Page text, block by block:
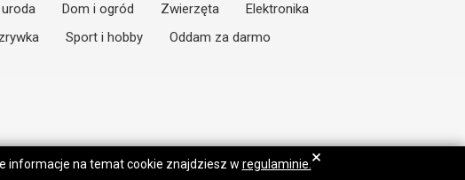
Dom i ogród Zwierzęta
Elektronika
Sport i hobby
Oddam za darmo
informacje na temat cookie znajdziesz w regulaminie. ×